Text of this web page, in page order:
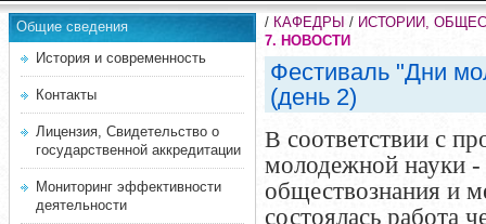
Общие сведения
История и современность
Контакты
Лицензия, Свидетельство о
государственной аккредитации
Мониторинг эффективности
деятельности
/ КАФЕДРЫ / ИСТОРИИ,
7. НОВОСТИ
Фестиваль "Дни
(день 2)
В соответствии с
молодежной науки
обществознания и
состоялась работа